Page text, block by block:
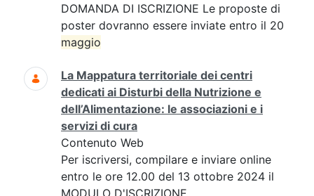
DOMANDA DI ISCRIZIONE Le proposte di
poster dovranno essere inviate entro il 20
maggio
La Mappatura territoriale dei centri
dedicati ai Disturbi della Nutrizione e
dell’Alimentazione: le associazioni e i
servizi di cura
Contenuto Web
Per iscriversi, compilare e inviare online
entro le ore 12.00 del 13 ottobre 2024 il
MODULO D'ISCRIZIONE